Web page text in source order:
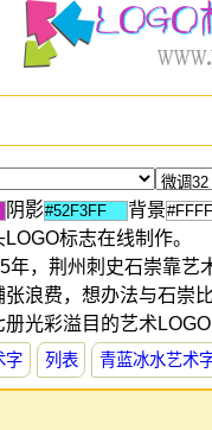
阴影
背景
标志在线制作。
年，荆州刺史石崇靠
浪费，想办法与石崇
光彩溢目的艺术
字 列表 青蓝冰水艺术